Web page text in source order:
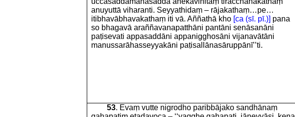
anuyuttā viharanti. Seyyathidaṃ – rājakathaṃ…pe…
itibhavābhavakathaṃ iti vā. Aññathā kho [ca (sī. pī.)] pana
so bhagavā araññavanapatthāni pantāni senāsanāni
paṭisevati appasaddāni appanigghosāni vijanavātāni
manussarāhasseyyakāni paṭisallānasāruppānī’’ti.
53. Evaṃ vutte nigrodho paribbājako sandhānaṃ